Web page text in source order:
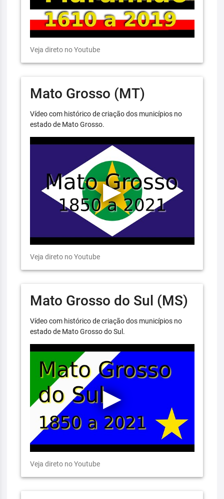
Veja direto no Youtube
Mato Grosso (MT)
Vídeo com histórico de criação dos municípios no
estado de Mato Grosso.
Veja direto no Youtube
Mato Grosso do Sul (MS)
Vídeo com histórico de criação dos municípios no
estado de Mato Grosso do Sul.
Veja direto no Youtube